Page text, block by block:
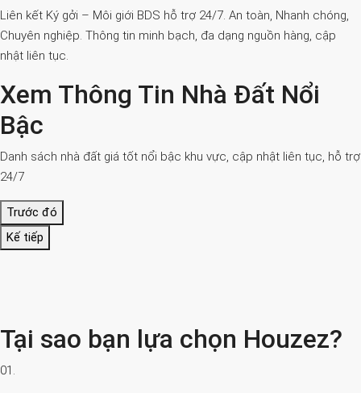
Liên kết Ký gởi – Môi giới BDS hỗ trợ 24/7. An toàn, Nhanh chóng,
Chuyên nghiệp. Thông tin minh bạch, đa dạng nguồn hàng, cập
nhật liên tục.
Xem Thông Tin Nhà Đất Nổi
Bậc
Danh sách nhà đất giá tốt nổi bậc khu vực, cập nhật liên tục, hỗ trợ
24/7
Trước đó
Kế tiếp
Tại sao bạn lựa chọn Houzez?
01.